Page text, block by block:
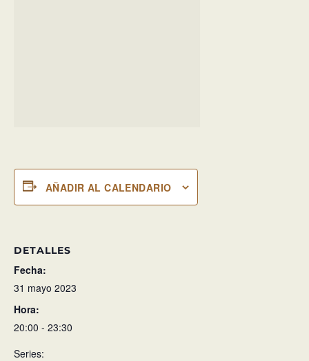
AÑADIR AL CALENDARIO
DETALLES
Fecha:
31 mayo 2023
Hora:
20:00 - 23:30
Series: